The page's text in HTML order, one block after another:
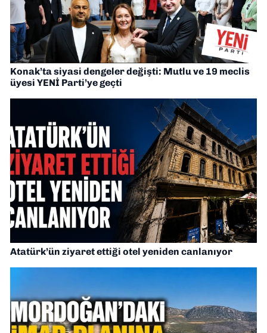
Konak’ta siyasi dengeler değişti: Mutlu ve 19 meclis
üyesi YENİ Parti’ye geçti
Atatürk’ün ziyaret ettiği otel yeniden canlanıyor